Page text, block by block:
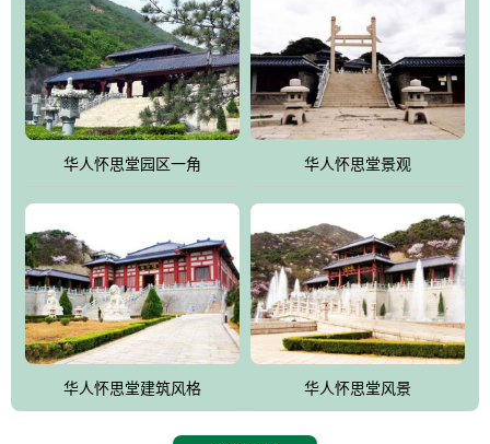
怀思堂作为豪华室内骨灰存放处，将干支纪年、五行相生相克、天
人合一、太极八卦、生辰八字及生肖等有机结合到历史文化中。一
厅七千个福位分十二小区，按十二地支命名。客户选位，可依据生
肖、八字、时辰亦可参考地理方位、职业、兴趣爱好等等。堂中是
地宫陵寝式的，入口楹联选材于著名田园诗人陶渊明"亲戚或余悲，
他人亦已歌，死后何所道，托体同山阿"中的后两句。反应了回归大
雀，后玄武"的四大吉祥物铜雕挂件。
华人怀思堂园区一角 华人怀思堂景观
华人怀思堂建筑风格 华人怀思堂风景